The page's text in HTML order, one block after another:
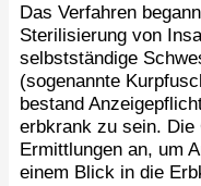
Das Verfahren
Sterilisierung von
selbstständige
(sogenannte
bestand
erbkrank zu sein. Die
Ermittlungen an, um
einem Blick in die